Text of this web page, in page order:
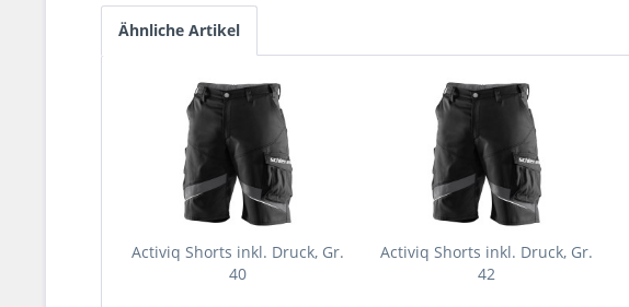
Ähnliche Artikel
Activiq Shorts inkl. Druck, Gr.
40
Activiq Shorts inkl. Druck, Gr.
42